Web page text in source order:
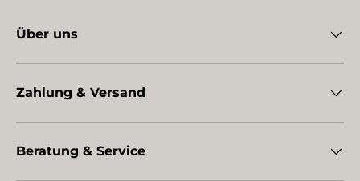
Über uns
Zahlung & Versand
Beratung & Service